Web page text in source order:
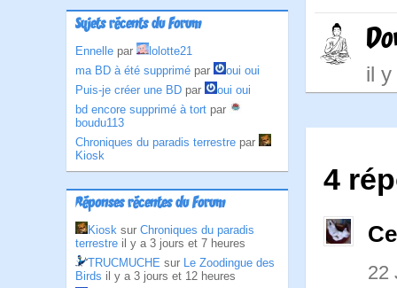
Sujets récents du Forum
Ennelle par
lolotte21
ma BD à été supprimé par
oui oui
Puis-je créer une BD par
oui oui
bd encore supprimé à tort par
boudu113
Chroniques du paradis terrestre par
Kiosk
Réponses récentes du Forum
Kiosk sur Chroniques du paradis
terrestre il y a 3 jours et 7 heures
TRUCMUCHE sur Le Zoodingue des
Birds il y a 3 jours et 12 heures
il y
4
22